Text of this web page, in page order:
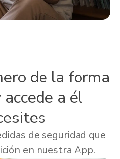
de la forma
a él
de seguridad que
en nuestra App.